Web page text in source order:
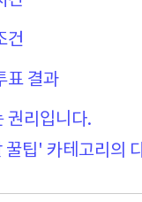
건
표 결과
권리입니다.
꿀팁' 카테고리의